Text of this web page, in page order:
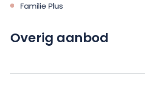
Familie Plus
Overig aanbod